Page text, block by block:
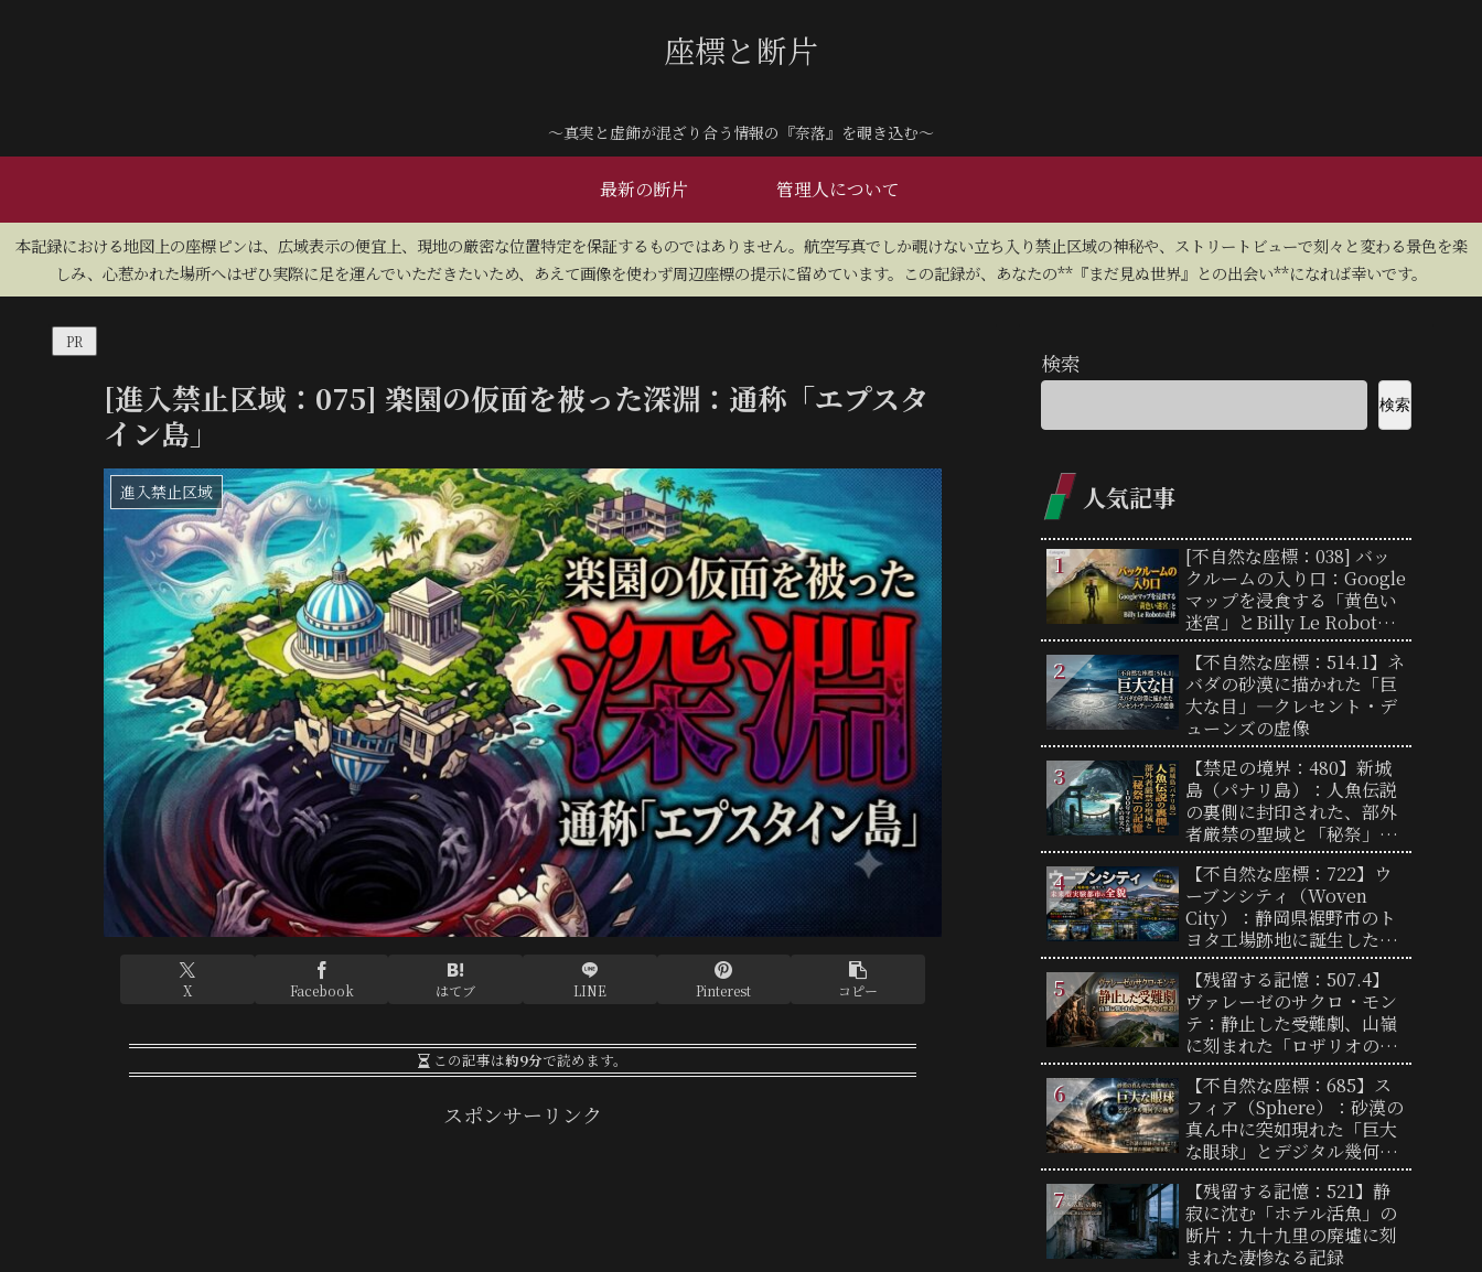
座標と断片
～真実と虚飾が混ざり合う情報の『奈落』を覗き込む～
最新の断片 管理人について
​本記録における地図上の座標ピンは、広域表示の便宜上、現地の厳密な位置特定を保証するものではありません。航空写真でしか覗けない立ち入り禁止区域の神秘や、ストリートビューで刻々と変わる景色を楽
しみ、心惹かれた場所へはぜひ実際に足を運んでいただきたいため、あえて画像を使わず周辺座標の提示に留めています。この記録が、あなたの**『まだ見ぬ世界』との出会い**になれば幸いです。
PR
[進入禁止区域：075] 楽園の仮面を被った深淵：通称「エプスタ
イン島」
進入禁止区域
X Facebook はてブ LINE Pinterest コピー
この記事は約9分で読めます。
スポンサーリンク
検索
検索
人気記事
[不自然な座標：038] バッ
クルームの入り口：Google
マップを浸食する「黄色い
迷宮」とBilly Le Robotの
正体
【不自然な座標：514.1】ネ
バダの砂漠に描かれた「巨
大な目」―クレセント・デ
ューンズの虚像
【禁足の境界：480】新城
島（パナリ島）：人魚伝説
の裏側に封印された、部外
者厳禁の聖域と「秘祭」の
記憶
【不自然な座標：722】ウ
ーブンシティ（Woven
City）：静岡県裾野市のト
ヨタ工場跡地に誕生した未
来型実験都市の全貌と「リ
アルな街」の謎
【残留する記憶：507.4】
ヴァレーゼのサクロ・モン
テ：静止した受難劇、山嶺
に刻まれた「ロザリオの聖
道」
【不自然な座標：685】ス
フィア（Sphere）：砂漠の
真ん中に突如現れた「巨大
な眼球」とデジタル幾何学
の衝撃
【残留する記憶：521】静
寂に沈む「ホテル活魚」の
断片：九十九里の廃墟に刻
まれた凄惨なる記録